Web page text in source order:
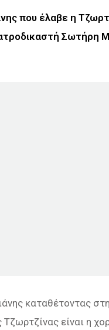
που έλαβε η
Σωτήρη
καταθέτοντας
Τζωρτζίνας είναι η